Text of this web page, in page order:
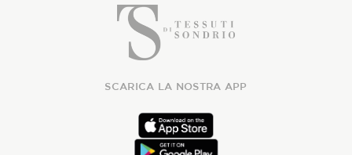
SCARICA LA NOSTRA APP